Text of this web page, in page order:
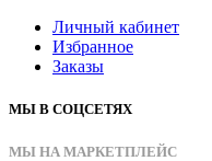
Личный кабинет
Избранное
Заказы
МЫ В СОЦСЕТЯХ
МЫ НА МАРКЕТПЛЕЙС